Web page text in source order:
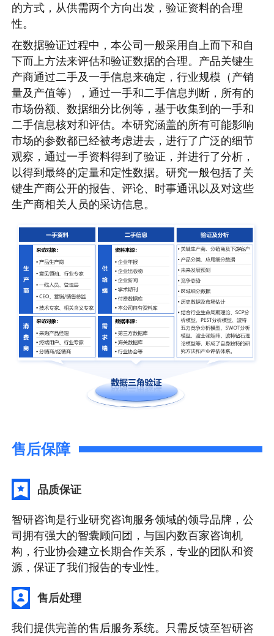
的方式，从供需两个方向出发，验证资料的合理
性。
在数据验证过程中，本公司一般采用自上而下和自
下而上方法来评估和验证数据的合理。产品关键生
产商通过二手及一手信息来确定，行业规模（产销
量及产值等），通过一手和二手信息判断，所有的
市场份额、数据细分比例等，基于收集到的一手和
二手信息核对和评估。本研究涵盖的所有可能影响
市场的参数都已经被考虑进去，进行了广泛的细节
观察，通过一手资料得到了验证，并进行了分析，
以得到最终的定量和定性数据。研究一般包括了关
键生产商公开的报告、评论、时事通讯以及对这些
生产商相关人员的采访信息。
售后保障
品质保证
智研咨询是行业研究咨询服务领域的领导品牌，公
司拥有强大的智囊顾问团，与国内数百家咨询机
构，行业协会建立长期合作关系，专业的团队和资
源，保证了我们报告的专业性。
售后处理
我们提供完善的售后服务系统。只需反馈至智研咨